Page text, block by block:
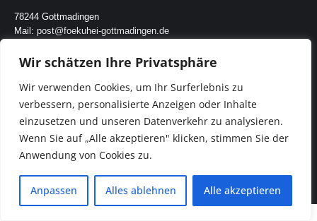
Wir schätzen Ihre Privatsphäre
Wir verwenden Cookies, um Ihr Surferlebnis zu
verbessern, personalisierte Anzeigen oder Inhalte
einzusetzen und unseren Datenverkehr zu analysieren.
Wenn Sie auf „Alle akzeptieren" klicken, stimmen Sie der
Anwendung von Cookies zu.
Anpassen Alles ablehnen Alle akzeptieren
78244 Gottmadingen
Mail: post@foekuhei-gottmadingen.de
Kontakt
Impressum
Datenschutzerklärung